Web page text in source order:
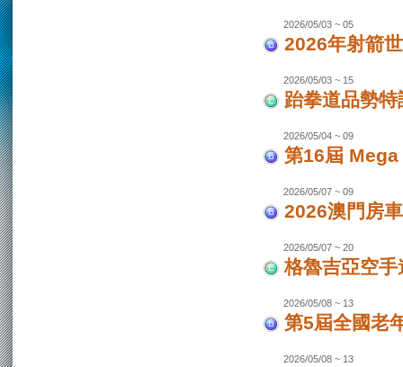
2026/05/03 ~ 05
2026年射箭
2026/05/03 ~ 15
跆拳道品勢
2026/05/04 ~ 09
第16屆
2026/05/07 ~ 09
2026澳門房
2026/05/07 ~ 20
格魯吉亞空
2026/05/08 ~ 13
第5屆全國老
2026/05/08 ~ 13